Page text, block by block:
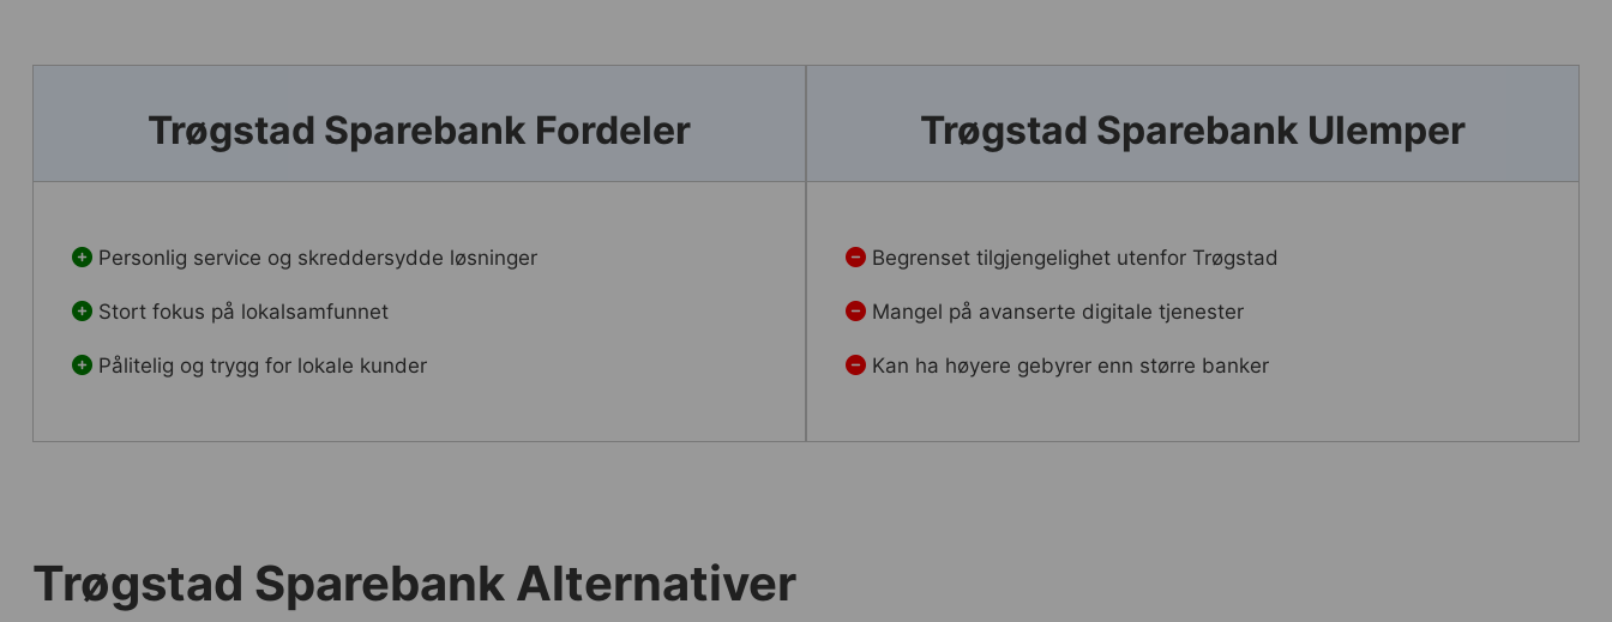
Trøgstad Sparebank Fordeler
Personlig service og skreddersydde løsninger
Stort fokus på lokalsamfunnet
Pålitelig og trygg for lokale kunder
Trøgstad Sparebank Ulemper
Begrenset tilgjengelighet utenfor Trøgstad
Mangel på avanserte digitale tjenester
Kan ha høyere gebyrer enn større banker
Trøgstad Sparebank Alternativer